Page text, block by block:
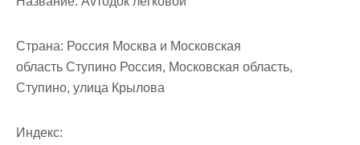
Страна: Россия Москва и Московская
область Ступино Россия, Московская область,
Ступино, улица Крылова
Индекс: